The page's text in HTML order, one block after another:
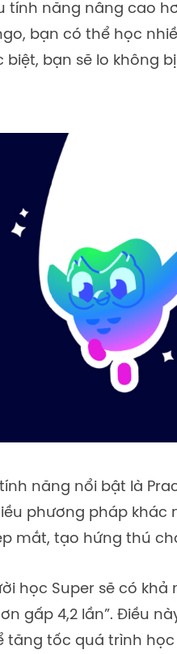
tính năng nâng cao
bạn có thể học
biệt, bạn sẽ lo không
năng nổi bật là
phương pháp khác
mắt, tạo hứng thú
học Super sẽ có khả
gấp 4,2 lần”. Điều
tăng tốc quá trình